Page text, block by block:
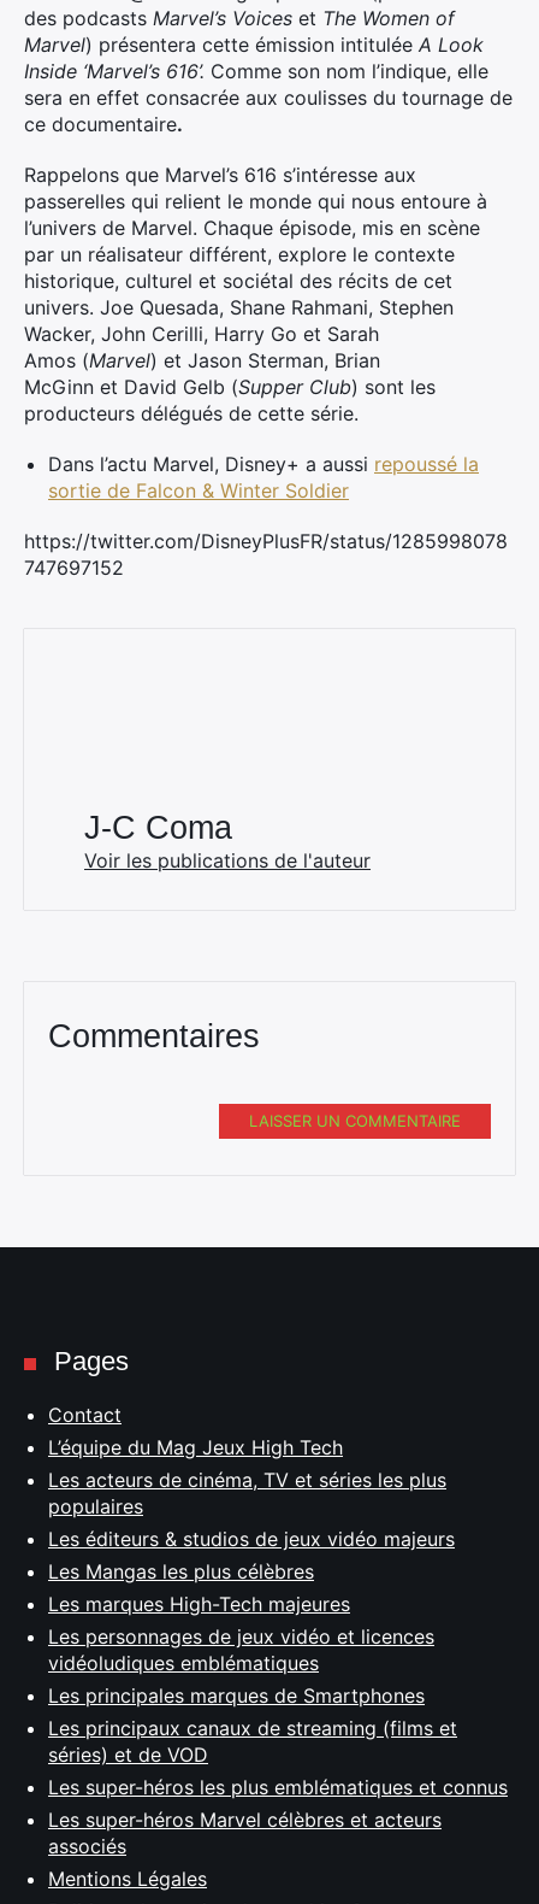
des podcasts Marvel’s Voices et The Women of
Marvel) présentera cette émission intitulée A Look
Inside ‘Marvel’s 616’. Comme son nom l’indique, elle
sera en effet consacrée aux coulisses du tournage de
ce documentaire.
Rappelons que Marvel’s 616 s’intéresse aux
passerelles qui relient le monde qui nous entoure à
l’univers de Marvel. Chaque épisode, mis en scène
par un réalisateur différent, explore le contexte
historique, culturel et sociétal des récits de cet
univers. Joe Quesada, Shane Rahmani, Stephen
Wacker, John Cerilli, Harry Go et Sarah
Amos (Marvel) et Jason Sterman, Brian
McGinn et David Gelb (Supper Club) sont les
producteurs délégués de cette série.
Dans l’actu Marvel, Disney+ a aussi repoussé la
sortie de Falcon & Winter Soldier
https://twitter.com/DisneyPlusFR/status/1285998078
747697152
J-C Coma
Voir les publications de l'auteur
Commentaires
LAISSER UN COMMENTAIRE
Pages
Contact
L’équipe du Mag Jeux High Tech
Les acteurs de cinéma, TV et séries les plus
populaires
Les éditeurs & studios de jeux vidéo majeurs
Les Mangas les plus célèbres
Les marques High-Tech majeures
Les personnages de jeux vidéo et licences
vidéoludiques emblématiques
Les principales marques de Smartphones
Les principaux canaux de streaming (films et
séries) et de VOD
Les super-héros les plus emblématiques et connus
Les super-héros Marvel célèbres et acteurs
associés
Mentions Légales
Rechercher
: